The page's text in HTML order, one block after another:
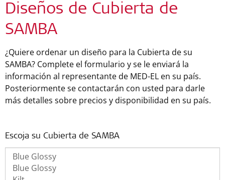
Diseños de Cubierta de
SAMBA
¿Quiere ordenar un diseño para la Cubierta de su
SAMBA? Complete el formulario y se le enviará la
información al representante de MED-EL en su país.
Posteriormente se contactarán con usted para darle
más detalles sobre precios y disponibilidad en su país.
Escoja su Cubierta de SAMBA